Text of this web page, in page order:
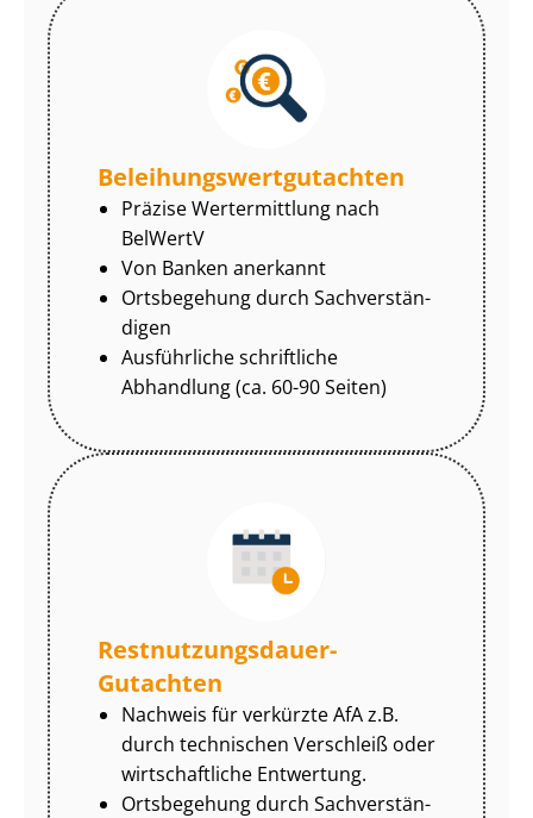
Be­lei­hungs­wert­gut­ach­ten
Präzise Wertermittlung nach
BelWertV
Von Banken anerkannt
Ortsbegehung durch Sach­ver­stän­
di­gen
Ausführliche schriftliche
Abhandlung (ca. 60-90 Seiten)
Rest­nut­zungs­dau­er-
Gutachten
Nachweis für verkürzte AfA z.B.
durch technischen Verschleiß oder
wirtschaftliche Entwertung.
Ortsbegehung durch Sach­ver­stän­